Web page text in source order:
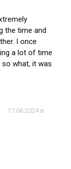
the time and
I once
a lot of time
what, it was
17.06.2024 в